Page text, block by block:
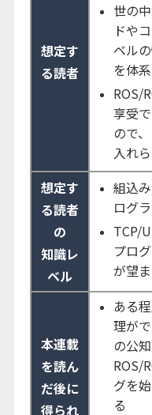
想定す
る読者
世の
ドや
ベル
を体
ROS/
享受
ので
入れ
想定す
る読者
の
知識レ
ベル
組込
ログ
TCP/
プロ
が望
本連載
を読ん
だ後に
得られ
ある
理が
の公
ROS/
グを
る